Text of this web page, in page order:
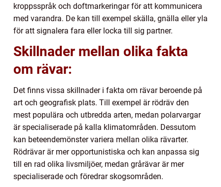
kroppsspråk och doftmarkeringar för att kommunicera
med varandra. De kan till exempel skälla, gnälla eller yla
för att signalera fara eller locka till sig partner.
Skillnader mellan olika fakta
om rävar:
Det finns vissa skillnader i fakta om rävar beroende på
art och geografisk plats. Till exempel är rödräv den
mest populära och utbredda arten, medan polarvargar
är specialiserade på kalla klimatområden. Dessutom
kan beteendemönster variera mellan olika rävarter.
Rödrävar är mer opportunistiska och kan anpassa sig
till en rad olika livsmiljöer, medan grårävar är mer
specialiserade och föredrar skogsområden.